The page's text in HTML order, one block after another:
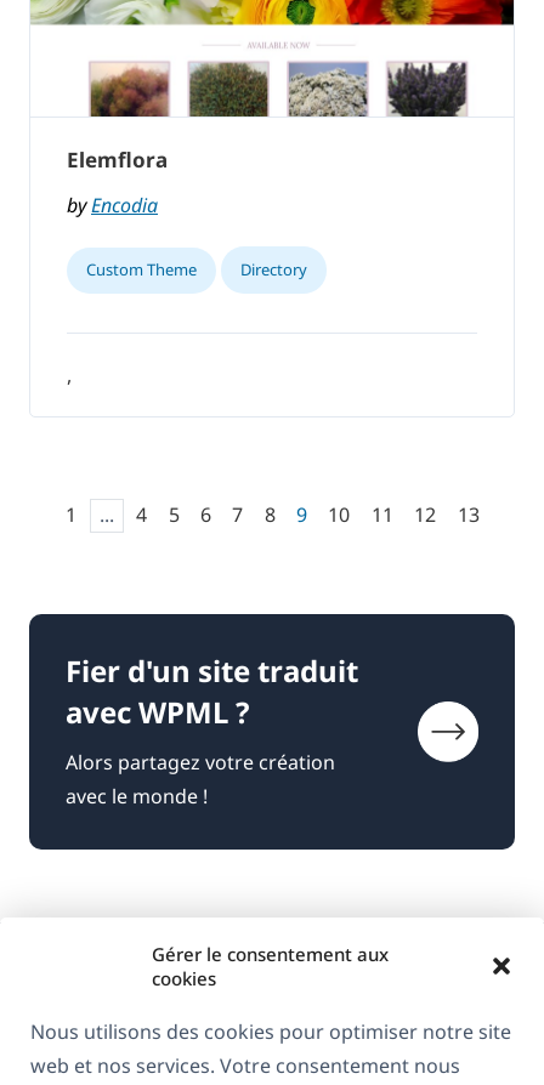
Gérer le consentement aux
cookies
Nous utilisons des cookies pour optimiser notre site
web et nos services. Votre consentement nous
Elemflora
byEncodia
Custom Theme Directory
,
1 ... 4 5 6 7 8 9 10 11 12 13
Fier d'un site traduit
avec WPML ?
Alors partagez votre création
avec le monde !